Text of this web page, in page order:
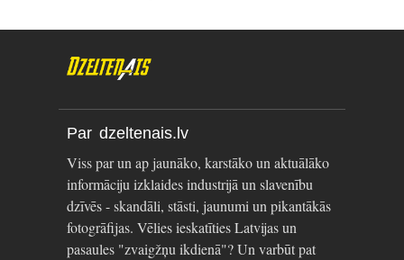
Par dzeltenais.lv
Viss par un ap jaunāko, karstāko un aktuālāko
informāciju izklaides industrijā un slavenību
dzīvēs - skandāli, stāsti, jaunumi un pikantākās
fotogrāfijas. Vēlies ieskatīties Latvijas un
pasaules "zvaigžņu ikdienā"? Un varbūt pat